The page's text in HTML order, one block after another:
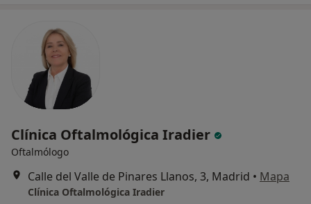
Clínica Oftalmológica Iradier
Oftalmólogo
Calle del Valle de Pinares Llanos, 3, Madrid • Mapa
Clínica Oftalmológica Iradier